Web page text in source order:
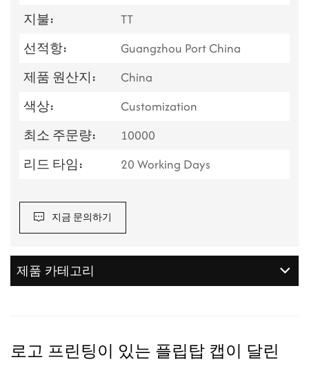
지불:
TT
선적항:
Guangzhou Port China
제품 원산지:
China
색상:
Customization
최소 주문량:
10000
리드 타임:
20 Working Days
지금 문의하기
제품 카테고리
로고 프린팅이 있는 플립탑 캡이 달린